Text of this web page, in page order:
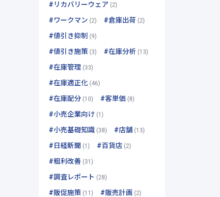
#リカバリーウェア (2)
#ワークマン (2) #倉庫出荷 (2)
#値引き抑制 (9)
#値引き施策(3) #在庫分析(13)
#在庫管理(33)
#在庫適正化(46)
#在庫配分(10) #客単価(8)
#小売企業向け(1)
#小売基礎知識(38) #店舗(13)
#日経新聞 (1) #百貨店(2)
#粗利改善 (31)
#調査レポート (28)
#販促施策(11) #販売計画 (2)